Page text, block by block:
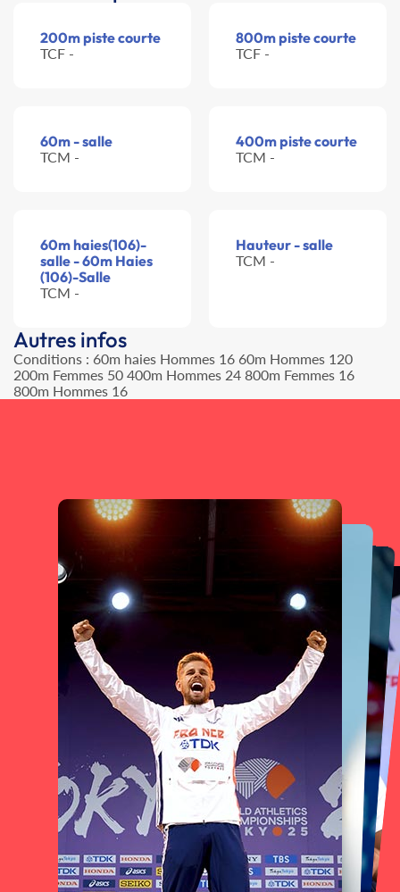
200m piste courte
TCF -
800m piste courte
TCF -
60m - salle
TCM -
400m piste courte
TCM -
60m haies(106)-
salle - 60m Haies
(106)-Salle
TCM -
Hauteur - salle
TCM -
Autres infos
Conditions : 60m haies Hommes 16 60m Hommes 120
200m Femmes 50 400m Hommes 24 800m Femmes 16
800m Hommes 16